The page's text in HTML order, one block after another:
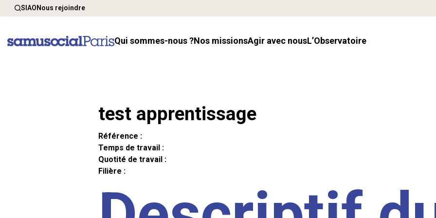
SIAONous rejoindre
Qui sommes-nous ? Nos missions Agir avec nous l’Observatoire
test apprentissage
Référence :
Temps de travail :
Quotité de travail :
Filière :